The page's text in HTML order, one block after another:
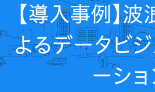
【導入事例】
よるデータビ
ーショ